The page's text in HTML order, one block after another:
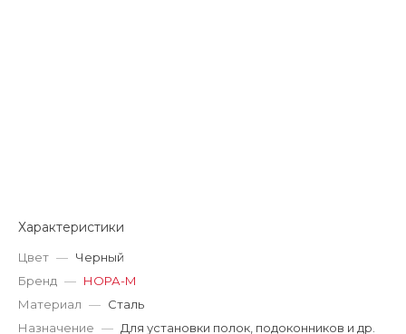
Характеристики
Цвет — Черный
Бренд — НОРА-М
Материал — Сталь
Назначение — Для установки полок, подоконников и др.